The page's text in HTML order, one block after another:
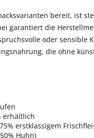
bereit, ist
garantiert die
oder sensible
die ohne
erhältlich
erstklassigem
Huhn)